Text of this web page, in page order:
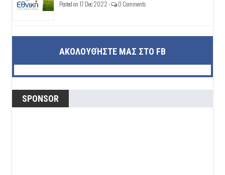
Posted on 17 Dec 2022 - 0 Comments
ΑΚΟΛΟΥΘΉΣΤΕ ΜΑΣ ΣΤΟ FB
SPONSOR